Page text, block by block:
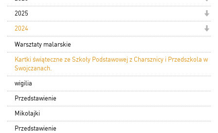
2025
2024
Warsztaty malarskie
Kartki świąteczne ze Szkoły Podstawowej z Charsznicy i Przedszkola w
Swojczanach.
wigilia
Przedstawienie
Mikołajki
Przedstawienie